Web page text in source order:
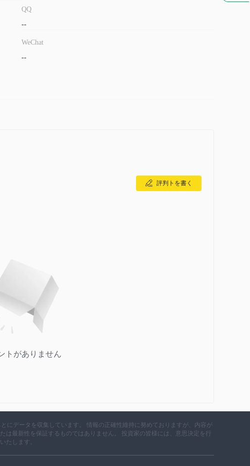
QQ
--
WeChat
--
評判トを書く
トがありません
にデータを収集しています。 情報の正確性維持に努めておりますが、内容が
最新性を保証するものではありません。 投資家の皆様には、意思決定を行
たします。